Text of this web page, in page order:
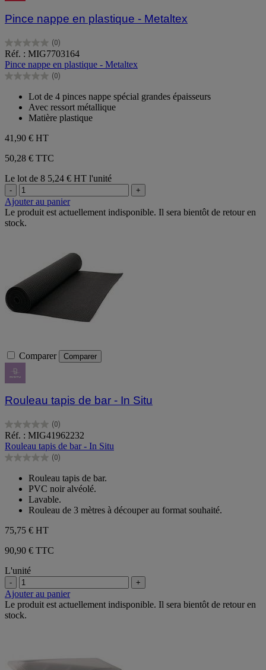
Pince nappe en plastique - Metaltex
(0)
0.0
sur
5
étoiles.
Réf. : MIG7703164
Pince nappe en plastique - Metaltex
(0)
0.0
étoiles.
Lot de 4 pinces nappe spécial grandes épaisseurs
Avec ressort métallique
Matière plastique
41,90 € HT
50,28 € TTC
Le lot de 8 5,24 € HT l'unité
- +
Ajouter au panier
Le produit est actuellement indisponible. Il sera bientôt de retour en
stock.
Comparer Comparer
Rouleau tapis de bar - In Situ
(0)
0.0
sur
5
étoiles.
Réf. : MIG41962232
Rouleau tapis de bar - In Situ
(0)
0.0
étoiles.
Rouleau tapis de bar.
PVC noir alvéolé.
Lavable.
Rouleau de 3 mètres à découper au format souhaité.
75,75 € HT
90,90 € TTC
L'unité
- +
Ajouter au panier
Le produit est actuellement indisponible. Il sera bientôt de retour en
stock.